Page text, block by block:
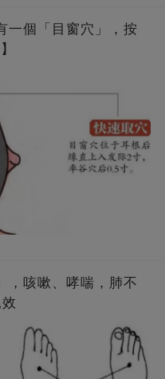
一個「目窗穴」，按
，咳嗽、哮喘，肺不